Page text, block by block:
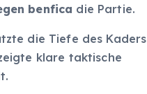
benfica die Partie.
die Tiefe des Kaders
klare taktische